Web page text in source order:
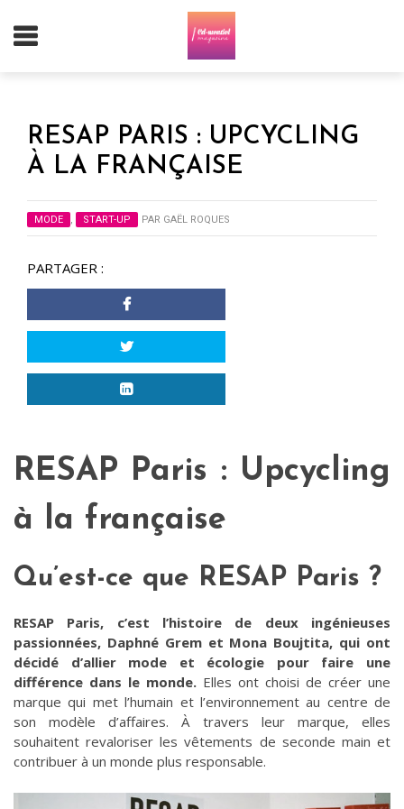
RESAP PARIS : UPCYCLING
À LA FRANÇAISE
MODE , START-UP PAR GAËL ROQUES
PARTAGER :
RESAP Paris : Upcycling
à la française
Qu’est-ce que RESAP Paris ?
RESAP Paris, c’est l’histoire de deux ingénieuses
passionnées, Daphné Grem et Mona Boujtita, qui ont
décidé d’allier mode et écologie pour faire une
différence dans le monde. Elles ont choisi de créer une
marque qui met l’humain et l’environnement au centre de
son modèle d’affaires. À travers leur marque, elles
souhaitent revaloriser les vêtements de seconde main et
contribuer à un monde plus responsable.